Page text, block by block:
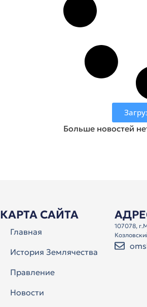
Больше новостей
КАРТА САЙТА
Главная
История Землячества
Правление
Новости
107078,